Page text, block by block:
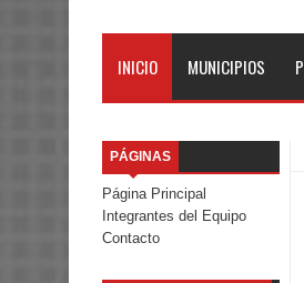
INICIO MUNICIPIOS
PÁGINAS
Página Principal
Integrantes del Equipo
Contacto